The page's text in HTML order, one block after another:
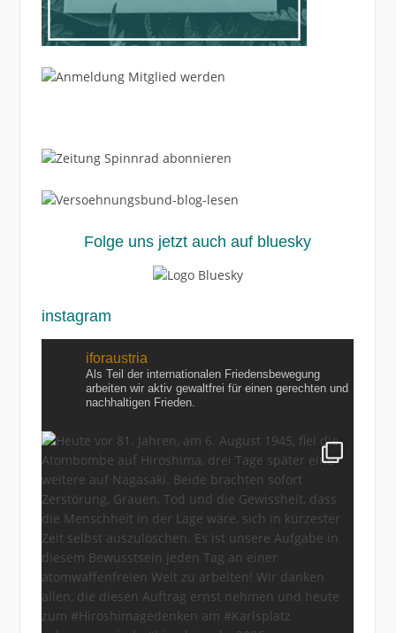
Folge uns jetzt auch auf bluesky
instagram
iforaustria
Als Teil der internationalen Friedensbewegung
arbeiten wir aktiv gewaltfrei für einen gerechten und
nachhaltigen Frieden.